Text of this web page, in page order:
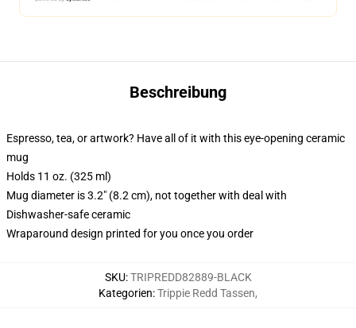
Beschreibung
Espresso, tea, or artwork? Have all of it with this eye-opening ceramic
mug
Holds 11 oz. (325 ml)
Mug diameter is 3.2" (8.2 cm), not together with deal with
Dishwasher-safe ceramic
Wraparound design printed for you once you order
SKU:TRIPREDD82889-BLACK
Kategorien:Trippie Redd Tassen,